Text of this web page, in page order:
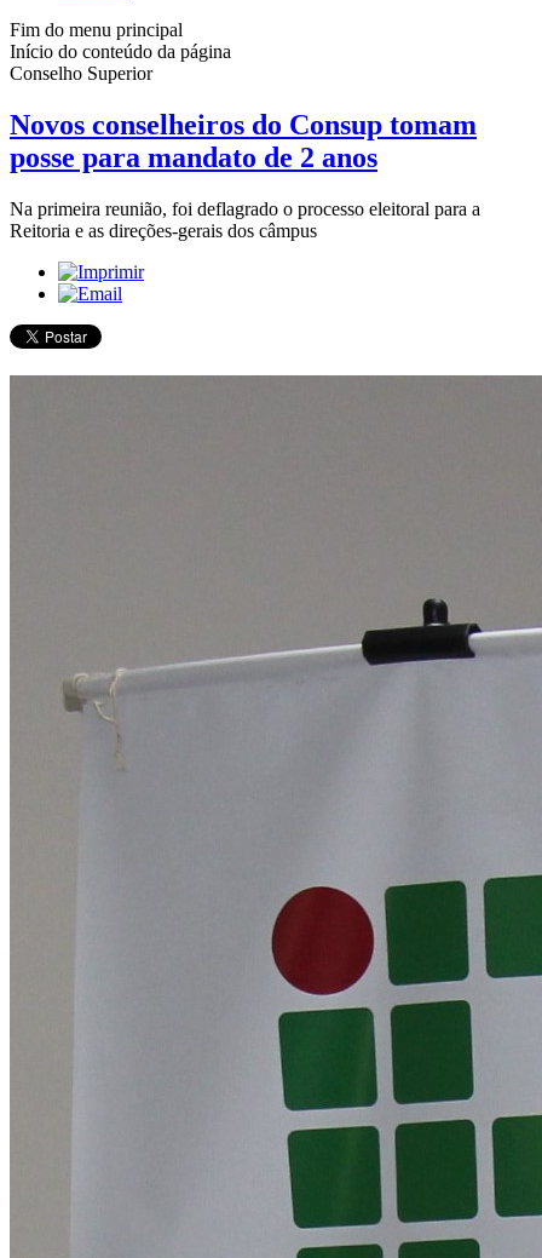
Fim do menu principal
Início do conteúdo da página
Conselho Superior
Novos conselheiros do Consup tomam
posse para mandato de 2 anos
Na primeira reunião, foi deflagrado o processo eleitoral para a
Reitoria e as direções-gerais dos câmpus